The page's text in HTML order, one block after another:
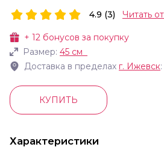
+ 12 бонусов за покупку
Размер: 45 см
Доставка в пределах г. Ижевск
4.9 (3) Читать
КУПИТЬ
Характеристики